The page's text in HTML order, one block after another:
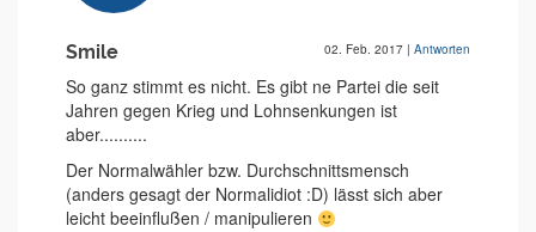
Smile 02. Feb. 2017 | Antworten
So ganz stimmt es nicht. Es gibt ne Partei die seit
Jahren gegen Krieg und Lohnsenkungen ist
aber..........
Der Normalwähler bzw. Durchschnittsmensch
(anders gesagt der Normalidiot :D) lässt sich aber
leicht beeinflußen / manipulieren